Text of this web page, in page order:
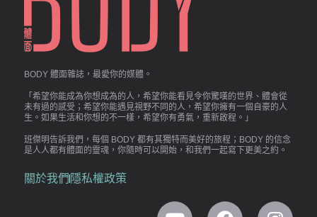
BODY 體面雜誌，最愛你的媒體。
「希望你能成為你想成為的人，希望你能看見令你驚嘆的世界、體會從
未有過的感受；希望你能遇見視野不同的人，希望你擁有一個自豪的人
生。如果生活和你想的不一樣，希望你有勇氣，重新啟程。」
班傑明告訴我們，每個 BODY 都有其獨特而美好的旅程；BODY 的信念
是人人都有體面的靈魂，你隨時可以開始，和我們一起寫下更美之約。
關於我們 隱私權政策